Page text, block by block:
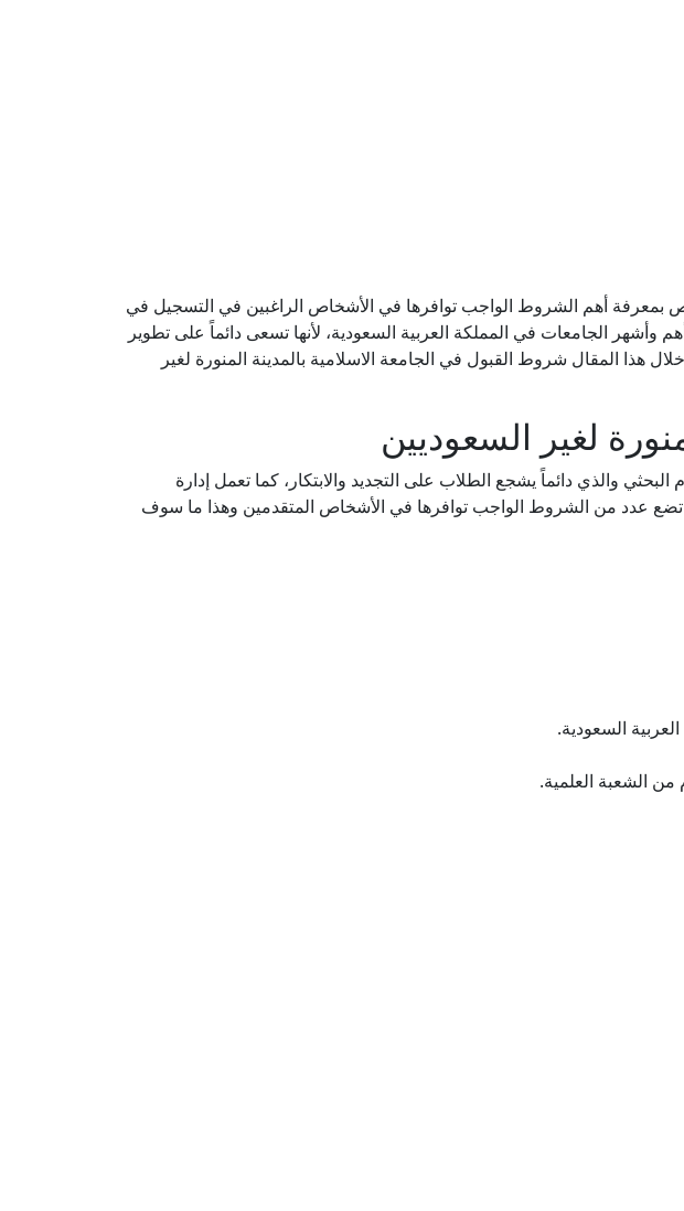
بمعرفة أهم الشروط الواجب توافرها في الأشخاص الراغبين في التسجيل في
وأشهر الجامعات في المملكة العربية السعودية، لأنها تسعى دائماً على تطوير
هذا المقال شروط القبول في الجامعة الاسلامية بالمدينة المنورة لغير
لغير السعوديين
والذي دائماً يشجع الطلاب على التجديد والابتكار، كما تعمل إدارة
تضع عدد من الشروط الواجب توافرها في الأشخاص المتقدمين وهذا ما سوف
السعودية.